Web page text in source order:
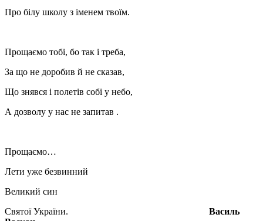
Про білу школу з іменем твоїм.
Прощаємо тобі, бо так і треба,
За що не доробив й не сказав,
Що знявся і полетів собі у небо,
А дозволу у нас не запитав .
Прощаємо…
Лети уже безвинний
Великий син
Святої України. Василь